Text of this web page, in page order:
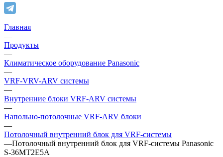
Главная
—
Продукты
—
Климатическое оборудование Panasonic
—
VRF-VRV-ARV системы
—
Внутренние блоки VRF-ARV системы
—
Напольно-потолочные VRF-ARV блоки
—
Потолочный внутренний блок для VRF-системы
—Потолочный внутренний блок для VRF-системы Panasonic
S-36MT2E5A